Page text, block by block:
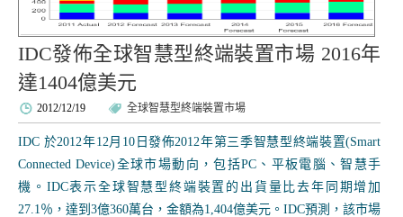
IDC發佈全球智慧型終端裝置市場 2016年
達1404億美元
2012/12/19 全球智慧型終端裝置市場
IDC 於2012年12月10日發佈2012年第三季智慧型終端裝置(Smart
Connected Device)全球市場動向，包括PC、平板電腦、智慧手
機。IDC表示全球智慧型終端裝置的出貨量比去年同期增加
27.1％，達到3億360萬台，金額為1,404億美元。IDC預測，該市場